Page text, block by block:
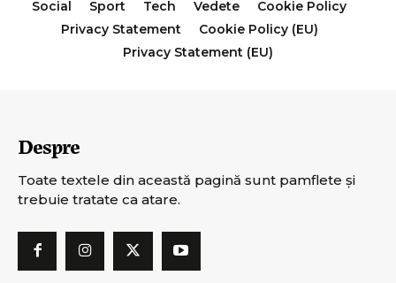
Social
Sport Tech Vedete
Cookie Policy
Privacy Statement
Cookie Policy (EU)
Privacy Statement (EU)
Despre
Toate textele din această pagină sunt pamflete şi
trebuie tratate ca atare.